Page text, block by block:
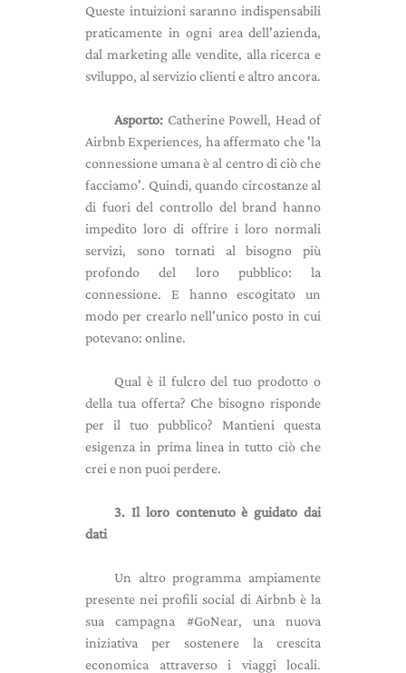
Queste intuizioni saranno indispensabili
praticamente in ogni area dell'azienda,
dal marketing alle vendite, alla ricerca e
sviluppo, al servizio clienti e altro ancora.
Asporto: Catherine Powell, Head of
Airbnb Experiences, ha affermato che 'la
connessione umana è al centro di ciò che
facciamo'. Quindi, quando circostanze al
di fuori del controllo del brand hanno
impedito loro di offrire i loro normali
servizi, sono tornati al bisogno più
profondo del loro pubblico: la
connessione. E hanno escogitato un
modo per crearlo nell'unico posto in cui
potevano: online.
Qual è il fulcro del tuo prodotto o
della tua offerta? Che bisogno risponde
per il tuo pubblico? Mantieni questa
esigenza in prima linea in tutto ciò che
crei e non puoi perdere.
3. Il loro contenuto è guidato dai
dati
Un altro programma ampiamente
presente nei profili social di Airbnb è la
sua campagna #GoNear, una nuova
iniziativa per sostenere la crescita
economica attraverso i viaggi locali.